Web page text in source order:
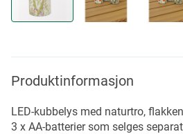
the
beginning
the
images
Produktinformasjon
LED-kubbelys med naturtro,
3 x AA-batterier som selges